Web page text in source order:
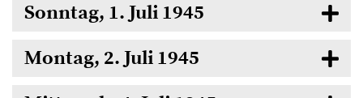
Sonntag, 1. Juli 1945
Montag, 2. Juli 1945